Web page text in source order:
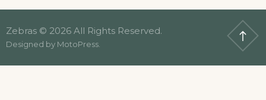
Zebras © 2026 All Rights Reserved.
Designed by MotoPress